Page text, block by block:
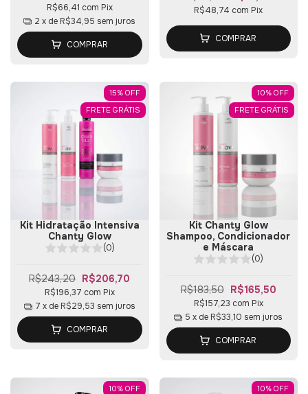
R$66,41 com Pix
2 x de R$34,95 sem juros
COMPRAR
R$48,74 com Pix
COMPRAR
15% OFF
FRETE GRÁTIS
Kit Hidratação Intensiva
Chanty Glow
(0)
R$243,20 R$206,70
R$196,37 com Pix
7 x de R$29,53 sem juros
COMPRAR
10% OFF
FRETE GRÁTIS
Kit Chanty Glow
Shampoo, Condicionador
e Máscara
(0)
R$183,50 R$165,50
R$157,23 com Pix
5 x de R$33,10 sem juros
COMPRAR
10% OFF
10% OFF